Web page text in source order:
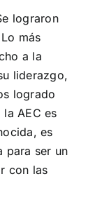
lograron
más
a la
liderazgo,
logrado
AEC es
es
para ser un
con las